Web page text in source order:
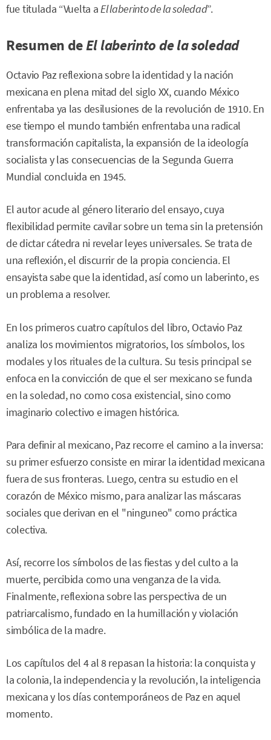
fue titulada “Vuelta aEl laberinto de la soledad”.
Resumen deEl laberinto de la soledad
Octavio Paz reflexiona sobre la identidad y la nación
mexicana en plena mitad del siglo XX, cuando México
enfrentaba ya las desilusiones de la revolución de 1910. En
ese tiempo el mundo también enfrentaba una radical
transformación capitalista, la expansión de la ideología
socialista y las consecuencias de la Segunda Guerra
Mundial concluida en 1945.
El autor acude al género literario del ensayo, cuya
flexibilidad permite cavilar sobre un tema sin la pretensión
de dictar cátedra ni revelar leyes universales. Se trata de
una reflexión, el discurrir de la propia conciencia. El
ensayista sabe que la identidad, así como un laberinto, es
un problema a resolver.
En los primeros cuatro capítulos del libro, Octavio Paz
analiza los movimientos migratorios, los símbolos, los
modales y los rituales de la cultura. Su tesis principal se
enfoca en la convicción de que el ser mexicano se funda
en la soledad, no como cosa existencial, sino como
imaginario colectivo e imagen histórica.
Para definir al mexicano, Paz recorre el camino a la inversa:
su primer esfuerzo consiste en mirar la identidad mexicana
fuera de sus fronteras. Luego, centra su estudio en el
corazón de México mismo, para analizar las máscaras
sociales que derivan en el "ninguneo" como práctica
colectiva.
Así, recorre los símbolos de las fiestas y del culto a la
muerte, percibida como una venganza de la vida.
Finalmente, reflexiona sobre las perspectiva de un
patriarcalismo, fundado en la humillación y violación
simbólica de la madre.
Los capítulos del 4 al 8 repasan la historia: la conquista y
la colonia, la independencia y la revolución, la inteligencia
mexicana y los días contemporáneos de Paz en aquel
momento.